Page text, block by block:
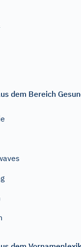
dem Bereich